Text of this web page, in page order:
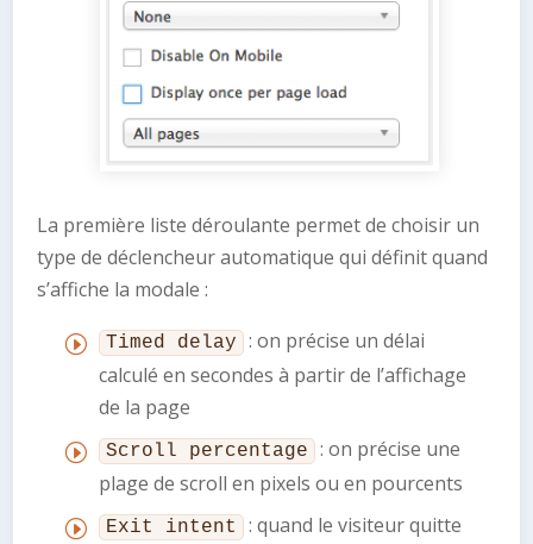
La première liste déroulante permet de choisir un
type de déclencheur automatique qui définit quand
s’affiche la modale :
Timed delay
: on précise un délai
calculé en secondes à partir de l’affichage
de la page
Scroll percentage
: on précise une
plage de scroll en pixels ou en pourcents
Exit intent
: quand le visiteur quitte